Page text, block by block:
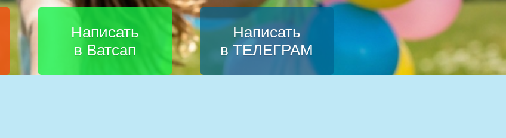
Написать
в Ватсап
Написать
в ТЕЛЕГРАМ